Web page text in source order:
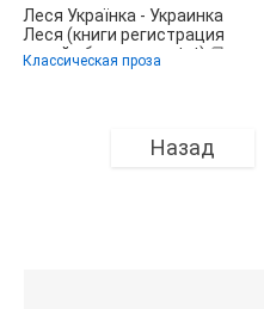
Леся Українка - Украинка
Леся (книги регистрация
онлайн бесплатно .txt) 📗
Классическая проза
Назад